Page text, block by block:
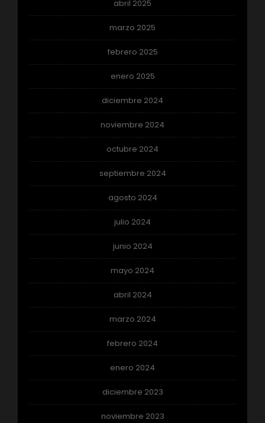
abril 2025
marzo 2025
febrero 2025
enero 2025
diciembre 2024
noviembre 2024
octubre 2024
septiembre 2024
agosto 2024
julio 2024
junio 2024
mayo 2024
abril 2024
marzo 2024
febrero 2024
enero 2024
diciembre 2023
noviembre 2023